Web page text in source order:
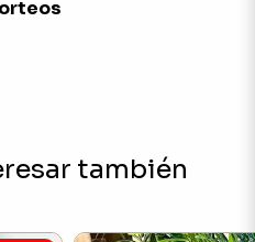
también